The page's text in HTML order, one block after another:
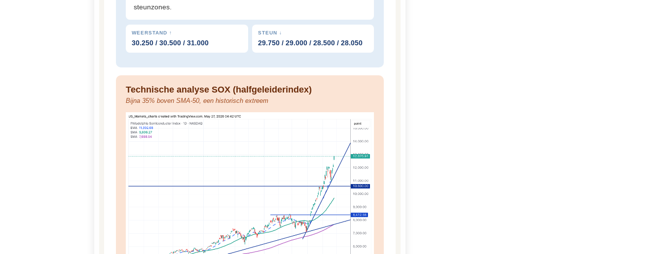
steunzones.
WEERSTAND ↑
30.250 / 30.500 / 31.000
STEUN ↓
29.750 / 29.000 / 28.500 / 28.050
Technische analyse SOX (halfgeleiderindex)
Bijna 35% boven SMA-50, een historisch extreem